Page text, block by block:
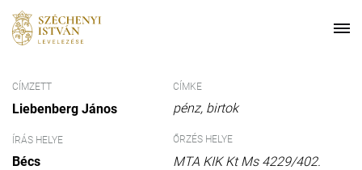
CÍMZETT
Liebenberg János
ÍRÁS HELYE
Bécs
CÍMKE
pénz birtok
ŐRZÉS HELYE
MTA KIK Kt Ms 4229/402.